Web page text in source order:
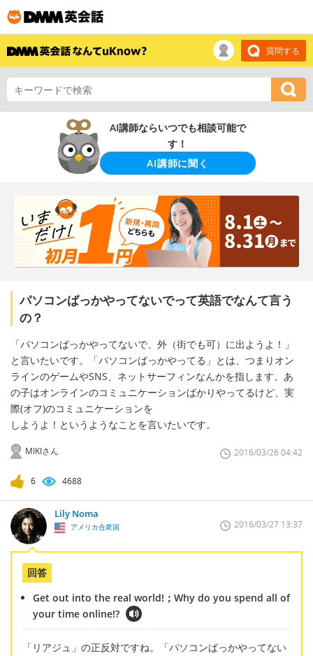
質問する
AI講師ならいつでも相談可能で
す！
AI講師に聞く
パソコンばっかやってないでって英語でなんて言う
の？
「パソコンばっかやってないで、外（街でも可）に出ようよ！」
と言いたいです。「パソコンばっかやってる」とは、つまりオン
ラインのゲームやSNS、ネットサーフィンなんかを指します。あ
の子はオンラインのコミュニケーションばかりやってるけど、実
際(オフ)のコミュニケーションを
しようよ！というようなことを言いたいです。
MIKIさん 2016/03/26 04:42
6 4688
Lily Noma
アメリカ合衆国 2016/03/27 13:37
回答
Get out into the real world!；Why do you spend all of
your time online!?
「リアジュ」の正反対ですね。「パソコンばっかやってない